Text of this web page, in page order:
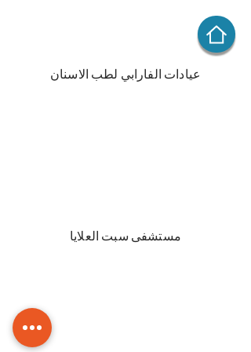
عيادات الفارابي لطب الاسنان
مستشفى سبت العلايا